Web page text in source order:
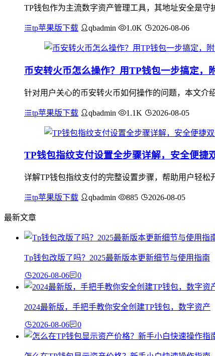
TP钱包作为主流数字资产管理工具，其地址安全是
tp苹果版下载 qbadmin 1.0K 2026-08-06
币安转火币怎么操作？用TP钱包一步搞定，
针对用户关心的币安转火币如何操作的问题，本文介
tp苹果版下载 qbadmin 1.1K 2026-08-05
TP钱包指纹支付设置全步骤详解，安全便捷
详解TP钱包指纹支付的完整设置步骤，帮助用户轻
tp苹果版下载 qbadmin 885 2026-08-05
最新文章
Tp钱包改版了吗？2025最新版本更新细节与使用指南
2026-08-06 0
2024最新版，手把手教你安全创建TP钱包，数字资产
2026-08-06 0